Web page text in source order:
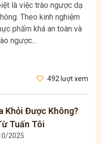
là việc trào ngược dạ
Theo kinh nghiệm
phẩm khá an toàn và
ngược...
492 lượt xem
Khỏi Được Không?
Tuấn Tôi
2025